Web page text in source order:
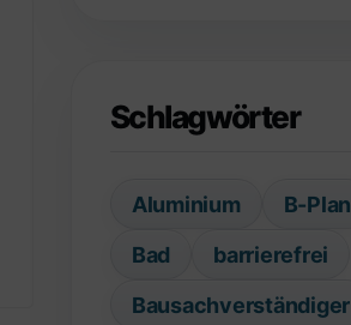
Schlagwörter
Aluminium
B-Plan
Bad
barrierefrei
Bausachverständiger